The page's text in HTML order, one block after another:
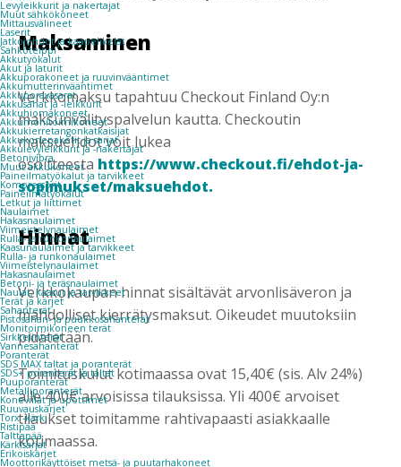
Levyleikkurit ja nakertajat
Muut sähkökoneet
Mittausvälineet
Laserit
Jatkojohdot ja kaapelikelat
Sähköteippi
Akkutyökalut
Akut ja laturit
Akkuporakoneet ja ruuvinvääntimet
Akkumutterinvääntimet
Akkuporavasarat
Akkusahat ja -leikkurit
Akkuhiomakoneet
Akkumonitoimikoneet
Akkukierretangonkatkaisijat
Akkukonepaketit ja sarjat
Akkulevyleikkurit ja -nakertajat
Betonivibra
Muut akkukoneet
Paineilmatyökalut ja tarvikkeet
Kompressorit
Paineilmatyökalut
Letkut ja liittimet
Naulaimet
Hakasnaulaimet
Viimeistelynaulaimet
Rulla- ja runkonaulaimet
Kaasunaulaimet ja tarvikkeet
Rulla- ja runkonaulaimet
Viimeistelynaulaimet
Hakasnaulaimet
Betoni- ja teräsnaulaimet
Naulat, kaasut ja tarvikkeet
Terät ja kärjet
Sahanterät
Pistosahan- ja puukkosahanterät
Monitoimikoneen terät
Sirkkelinterät
Vannesahanterät
Poranterät
SDS MAX taltat ja poranterät
SDS+ poranterät ja taltat
Puuporanterät
Metalliporanterät
Koneviilat ja upottimet
Ruuvauskärjet
Torx -kärki
Ristipää
Talttapää
Kärkisarjat
Erikoiskärjet
Moottorikäyttöiset metsä- ja puutarhakoneet
Maksaminen
Verkkomaksu tapahtuu Checkout Finland Oy:n
maksunvälityspalvelun kautta. Checkoutin
maksuehdot voit lukea
osoitteesta https://www.checkout.fi/ehdot-ja-
sopimukset/maksuehdot.
Hinnat
Verkkokaupan hinnat sisältävät arvonlisäveron ja
mahdolliset kierrätysmaksut. Oikeudet muutoksiin
pidätetään.
Toimituskulut kotimaassa ovat 15,40€ (sis. Alv 24%)
alle 400€ arvoisissa tilauksissa. Yli 400€ arvoiset
tilaukset toimitamme rahtivapaasti asiakkaalle
kotimaassa.